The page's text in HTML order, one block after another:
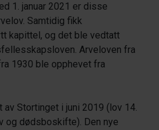
1. januar 2021 er disse
Samtidig fikk
kapittel, og det ble vedtatt
Arveloven fra
1930 ble opphevet fra
av Stortinget i juni 2019 (lov 14.
og dødsboskifte). Den nye